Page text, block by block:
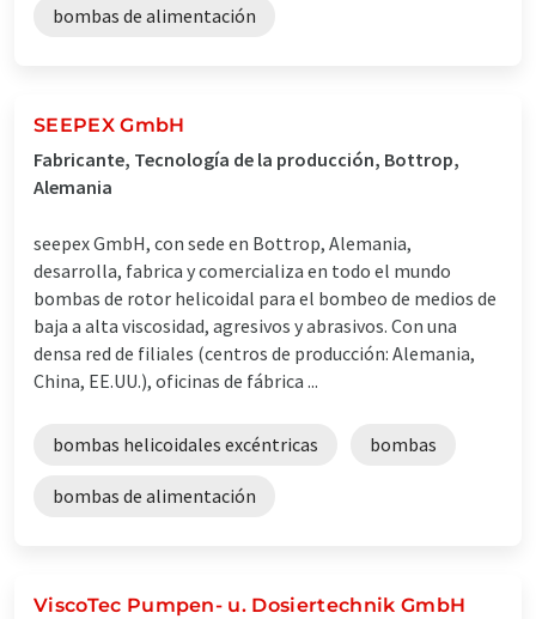
bombas de alimentación
SEEPEX GmbH
Fabricante, Tecnología de la producción, Bottrop,
Alemania
seepex GmbH, con sede en Bottrop, Alemania,
desarrolla, fabrica y comercializa en todo el mundo
bombas de rotor helicoidal para el bombeo de medios de
baja a alta viscosidad, agresivos y abrasivos. Con una
densa red de filiales (centros de producción: Alemania,
China, EE.UU.), oficinas de fábrica ...
bombas helicoidales excéntricas bombas
bombas de alimentación
ViscoTec Pumpen- u. Dosiertechnik GmbH